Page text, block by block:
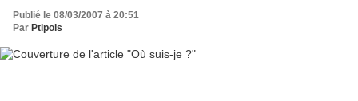
Publié le 08/03/2007 à 20:51
Par Ptipois